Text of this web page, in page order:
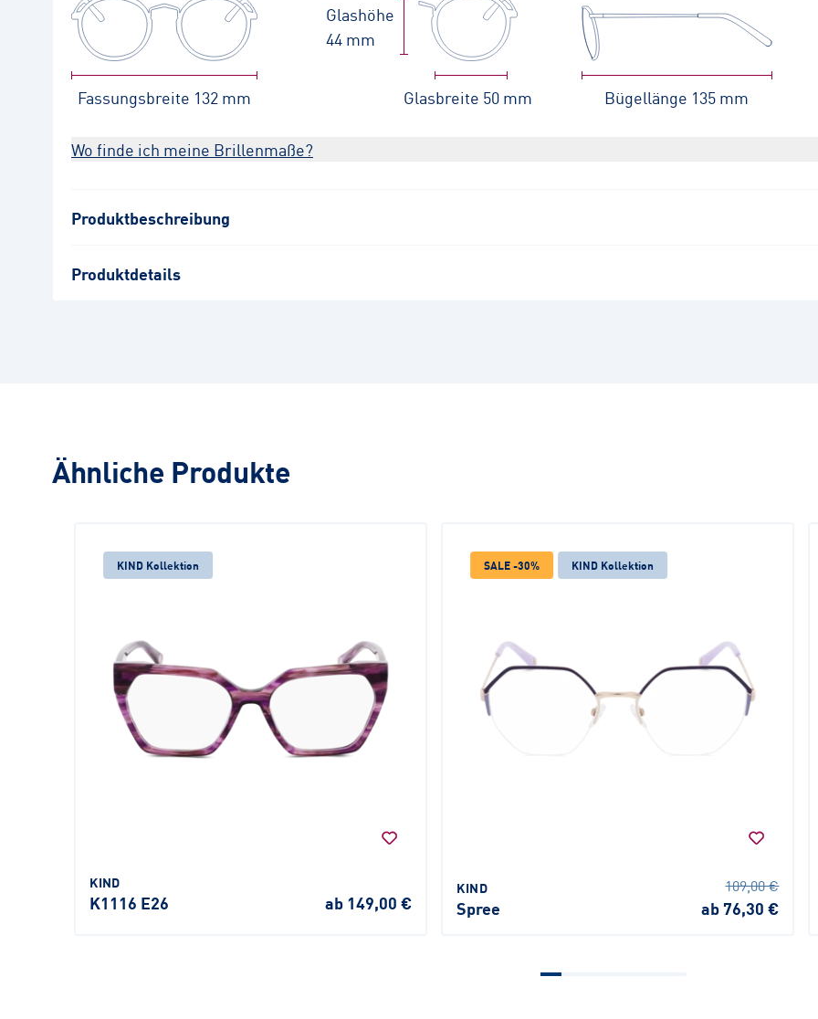
Fassungsbreite 132 mm Glasbreite 50 mm
Glashöhe
44 mm
Bügellänge 135 mm
Wo finde ich meine Brillenmaße?
Produktbeschreibung
Produktdetails
Ähnliche Produkte
KIND Kollektion
KIND
K1116 E26 ab 149,00 €
SALE -30% KIND Kollektion
KIND
Spree
109,00 €
ab 76,30 €